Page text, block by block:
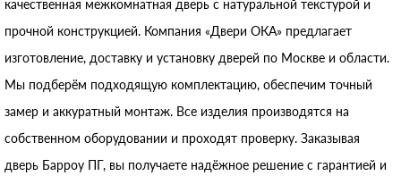
качественная межкомнатная дверь с натуральной текстурой и
прочной конструкцией. Компания «Двери ОКА» предлагает
изготовление, доставку и установку дверей по Москве и области.
Мы подберём подходящую комплектацию, обеспечим точный
замер и аккуратный монтаж. Все изделия производятся на
собственном оборудовании и проходят проверку. Заказывая
дверь Барроу ПГ, вы получаете надёжное решение с гарантией и